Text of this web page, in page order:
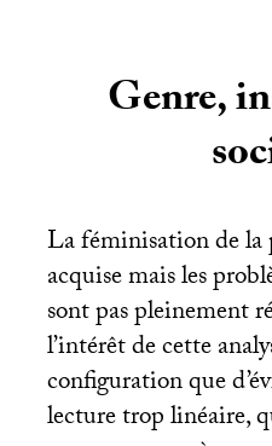
Genre,
La féminisation de la
acquise mais les
sont pas pleinement
l’intérêt de cette
configuration que
lecture trop linéaire,